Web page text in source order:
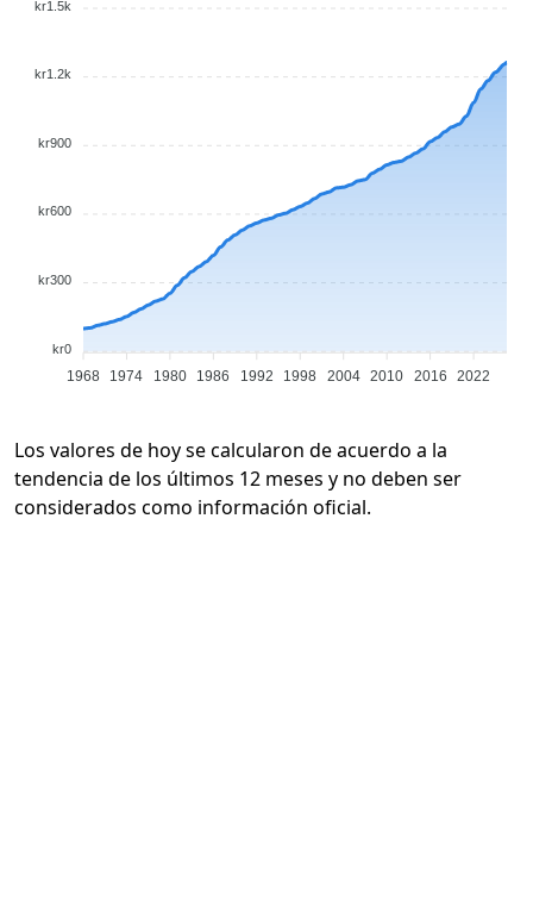
kr1.5k
kr1.2k
kr900
kr600
kr300
kr0
1968 1974 1980 1986 1992 1998 2004 2010 2016 2022
Los valores de hoy se calcularon de acuerdo a la
tendencia de los últimos 12 meses y no deben ser
considerados como información oficial.